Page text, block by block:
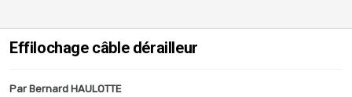
Effilochage câble dérailleur
Par Bernard HAULOTTE